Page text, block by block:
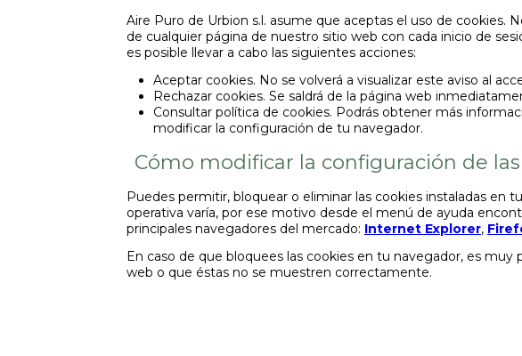
Aire Puro de Urbion s.l. asume que aceptas el uso de
de cualquier página de nuestro sitio web con cada inicio de
es posible llevar a cabo las siguientes acciones:
Aceptar cookies. No se volverá a visualizar este aviso al
Rechazar cookies. Se saldrá de la página web
Consultar política de cookies. Podrás obtener más
modificar la configuración de tu navegador.
Cómo modificar la configuración de
Puedes permitir, bloquear o eliminar las cookies instaladas en
operativa varía, por ese motivo desde el menú de ayuda
principales navegadores del mercado: Internet Explorer,
En caso de que bloquees las cookies en tu navegador, es
web o que éstas no se muestren correctamente.